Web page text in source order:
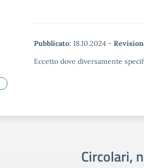
Pubblicato: 18.10.2024 -
Eccetto dove diversamente
Circolari,